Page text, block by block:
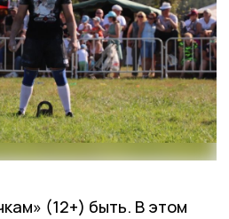
(12+) быть. В этом